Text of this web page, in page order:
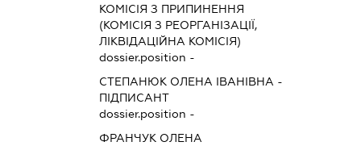
КОМІСІЯ З ПРИПИНЕННЯ
(КОМІСІЯ З РЕОРГАНІЗАЦІЇ,
ЛІКВІДАЦІЙНА КОМІСІЯ)
dossier.position -
СТЕПАНЮК ОЛЕНА ІВАНІВНА -
ПІДПИСАНТ
dossier.position -
ФРАНЧУК ОЛЕНА